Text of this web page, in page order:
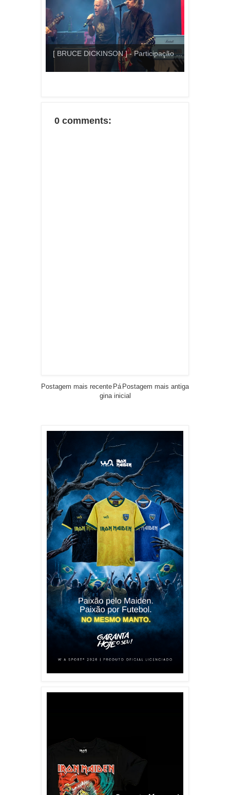
[ BRUCE DICKINSON ] - Participação ...
0 comments:
Postagem mais recente Postagem mais antiga
Pá
gina inicial